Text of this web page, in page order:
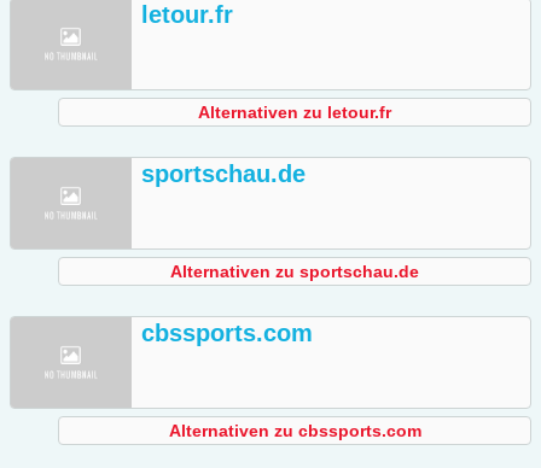
letour.fr
Alternativen zu letour.fr
sportschau.de
Alternativen zu sportschau.de
cbssports.com
Alternativen zu cbssports.com